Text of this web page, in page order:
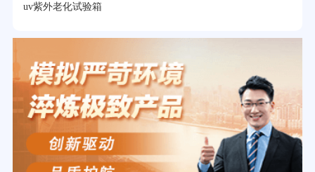
uv紫外老化试验箱